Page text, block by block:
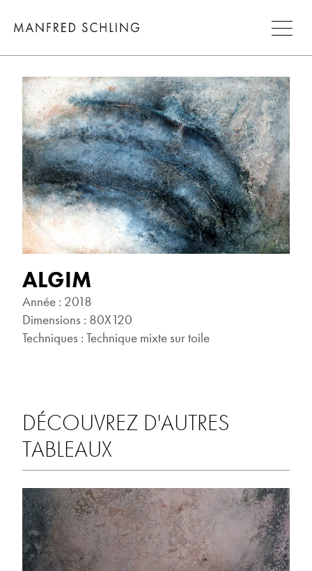
ALGIM
Année : 2018
Dimensions : 80X120
Techniques : Technique mixte sur toile
DÉCOUVREZ D'AUTRES
TABLEAUX